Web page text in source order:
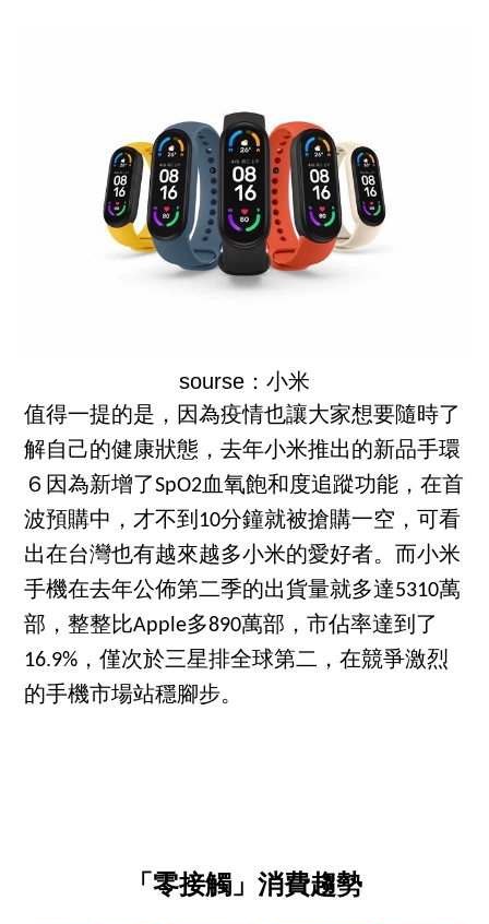
sourse：小米
值得一提的是，因為疫情也讓大家想要隨時了
解自己的健康狀態，去年小米推出的新品手環
６因為新增了SpO2血氧飽和度追蹤功能，在首
波預購中，才不到10分鐘就被搶購一空，可看
出在台灣也有越來越多小米的愛好者。而小米
手機在去年公佈第二季的出貨量就多達5310萬
部，整整比Apple多890萬部，市佔率達到了
16.9%，僅次於三星排全球第二，在競爭激烈
的手機市場站穩腳步。
「零接觸」消費趨勢